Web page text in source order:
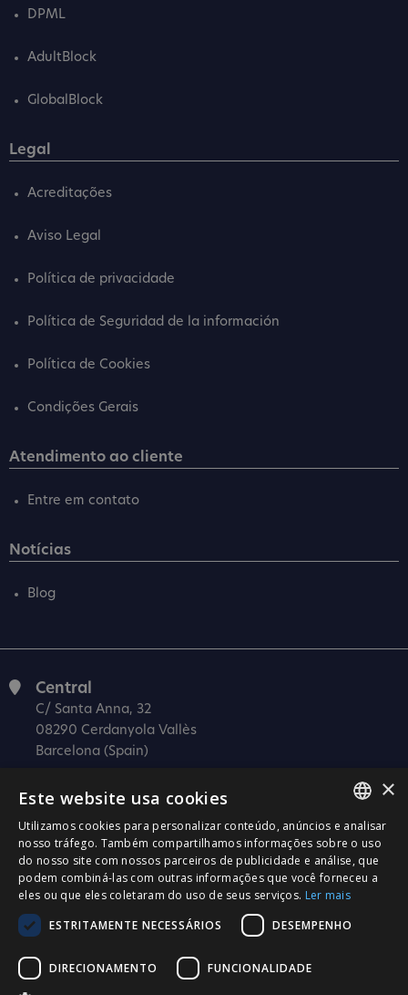
DPML
AdultBlock
GlobalBlock
Legal
Acreditações
Aviso Legal
Política de privacidade
Política de Seguridad de la información
Política de Cookies
Condições Gerais
Atendimento ao cliente
Entre em contato
Notícias
Blog
Central
C/ Santa Anna, 32
08290 Cerdanyola Vallès
Barcelona (Spain)
C/ Josep Estivill, 11-13
08027 Barcelona
(Spain)
Madrid
C/ Méndez Álvaro 20, oficina 440
28045 Madrid
(Spain)
SPANISH
CATALÀ
ENGLISH
PORTUGUESE
×
Este website usa cookies
Utilizamos cookies para personalizar conteúdo, anúncios e analisar
nosso tráfego. Também compartilhamos informações sobre o uso
do nosso site com nossos parceiros de publicidade e análise, que
podem combiná-las com outras informações que você forneceu a
eles ou que eles coletaram do uso de seus serviços. Ler mais
ESTRITAMENTE NECESSÁRIOS
DESEMPENHO
DIRECIONAMENTO FUNCIONALIDADE